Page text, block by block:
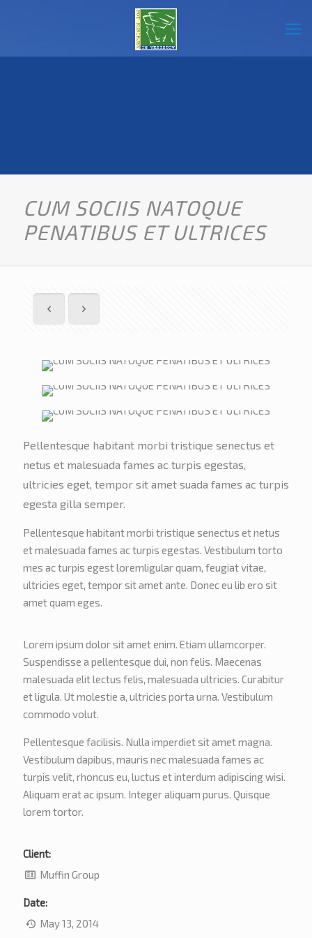
CUM SOCIIS NATOQUE
PENATIBUS ET ULTRICES
Pellentesque habitant morbi tristique senectus et
netus et malesuada fames ac turpis egestas,
ultricies eget, tempor sit amet suada fames ac turpis
egesta gilla semper.
Pellentesque habitant morbi tristique senectus et netus
et malesuada fames ac turpis egestas. Vestibulum torto
mes ac turpis egest loremligular quam, feugiat vitae,
ultricies eget, tempor sit amet ante. Donec eu lib ero sit
amet quam eges.
Lorem ipsum dolor sit amet enim. Etiam ullamcorper.
Suspendisse a pellentesque dui, non felis. Maecenas
malesuada elit lectus felis, malesuada ultricies. Curabitur
et ligula. Ut molestie a, ultricies porta urna. Vestibulum
commodo volut.
Pellentesque facilisis. Nulla imperdiet sit amet magna.
Vestibulum dapibus, mauris nec malesuada fames ac
turpis velit, rhoncus eu, luctus et interdum adipiscing wisi.
Aliquam erat ac ipsum. Integer aliquam purus. Quisque
lorem tortor.
Client:
Muffin Group
Date:
May 13, 2014